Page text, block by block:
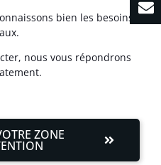
bien les besoins
nous vous répondrons
ZONE